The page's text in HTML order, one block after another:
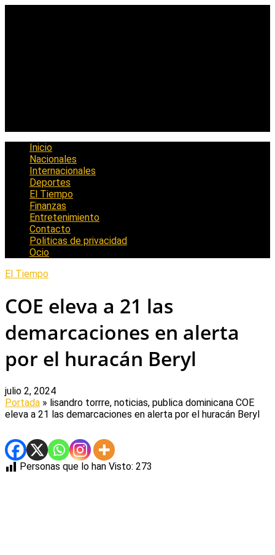
Inicio
Nacionales
Internacionales
Deportes
El Tiempo
Finanzas
Entretenimiento
Contacto
Politicas de privacidad
Ocio
El Tiempo
COE eleva a 21 las
demarcaciones en alerta
por el huracán Beryl
julio 2, 2024
Portada » lisandro torrre, noticias, publica dominicana COE
eleva a 21 las demarcaciones en alerta por el huracán Beryl
Personas que lo han Visto: 273